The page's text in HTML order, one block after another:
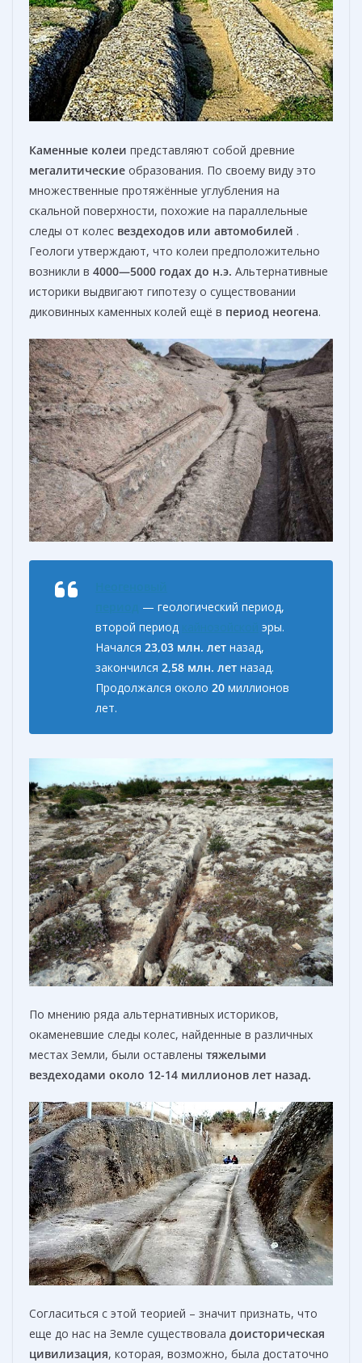
Каменные колеи представляют собой древние
мегалитические образования. По своему виду это
множественные протяжённые углубления на
скальной поверхности, похожие на параллельные
следы от колес вездеходов или автомобилей .
Геологи утверждают, что колеи предположительно
возникли в 4000—5000 годах до н.э. Альтернативные
историки выдвигают гипотезу о существовании
диковинных каменных колей ещё в период неогена.
— геологический период,
второй период
эры.
Начался 23,03 млн. лет назад,
закончился 2,58 млн. лет назад.
Продолжался около 20 миллионов
лет.
По мнению ряда альтернативных историков,
окаменевшие следы колес, найденные в различных
местах Земли, были оставлены тяжелыми
вездеходами около 12-14 миллионов лет назад.
Согласиться с этой теорией – значит признать, что
еще до нас на Земле существовала доисторическая
цивилизация, которая, возможно, была достаточно